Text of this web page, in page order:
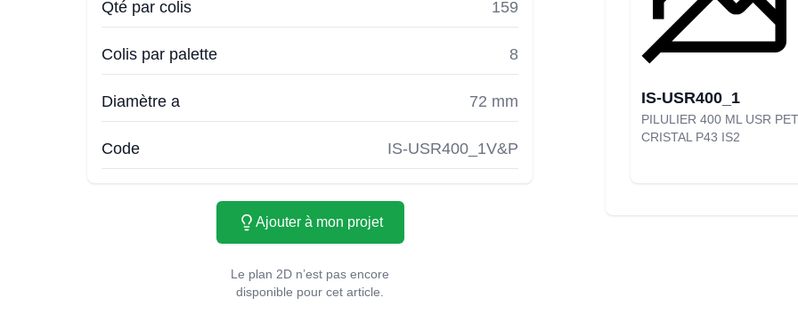
Qté par colis 159
Colis par palette 8
Diamètre a 72 mm
Code IS-USR400_1V&P
Ajouter à mon projet
Le plan 2D n’est pas encore
disponible pour cet article.
IS-USR400_1
PILULIER 400 ML USR PET
CRISTAL P43 IS2